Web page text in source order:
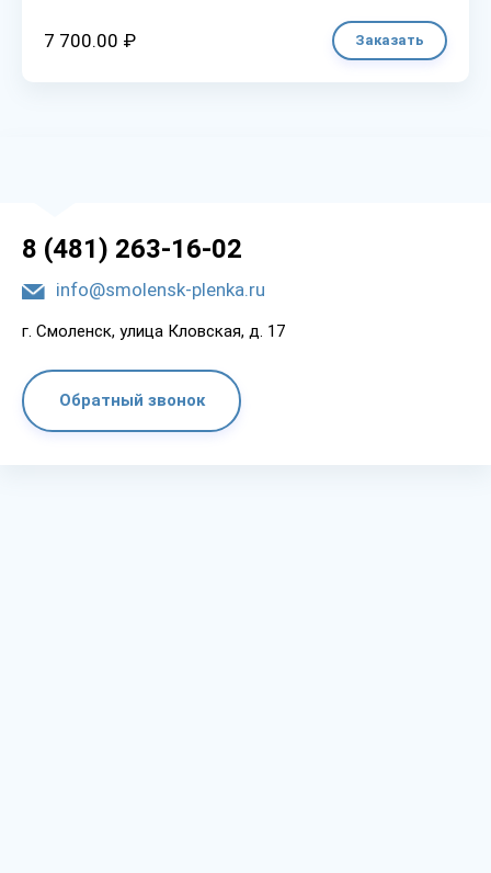
7 700.00 ₽ Заказать
8 (481) 263-16-02
info@smolensk-plenka.ru
г. Смоленск, улица Кловская, д. 17
Обратный звонок